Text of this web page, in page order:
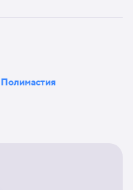
Полимастия